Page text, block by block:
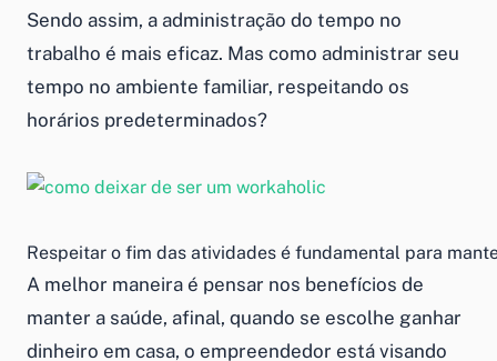
Sendo assim, a administração do tempo no
trabalho é mais eficaz. Mas como administrar seu
tempo no ambiente familiar, respeitando os
horários predeterminados?
Respeitar o fim das atividades é fundamental para
A melhor maneira é pensar nos benefícios de
manter a saúde, afinal, quando se escolhe ganhar
dinheiro em casa, o empreendedor está visando